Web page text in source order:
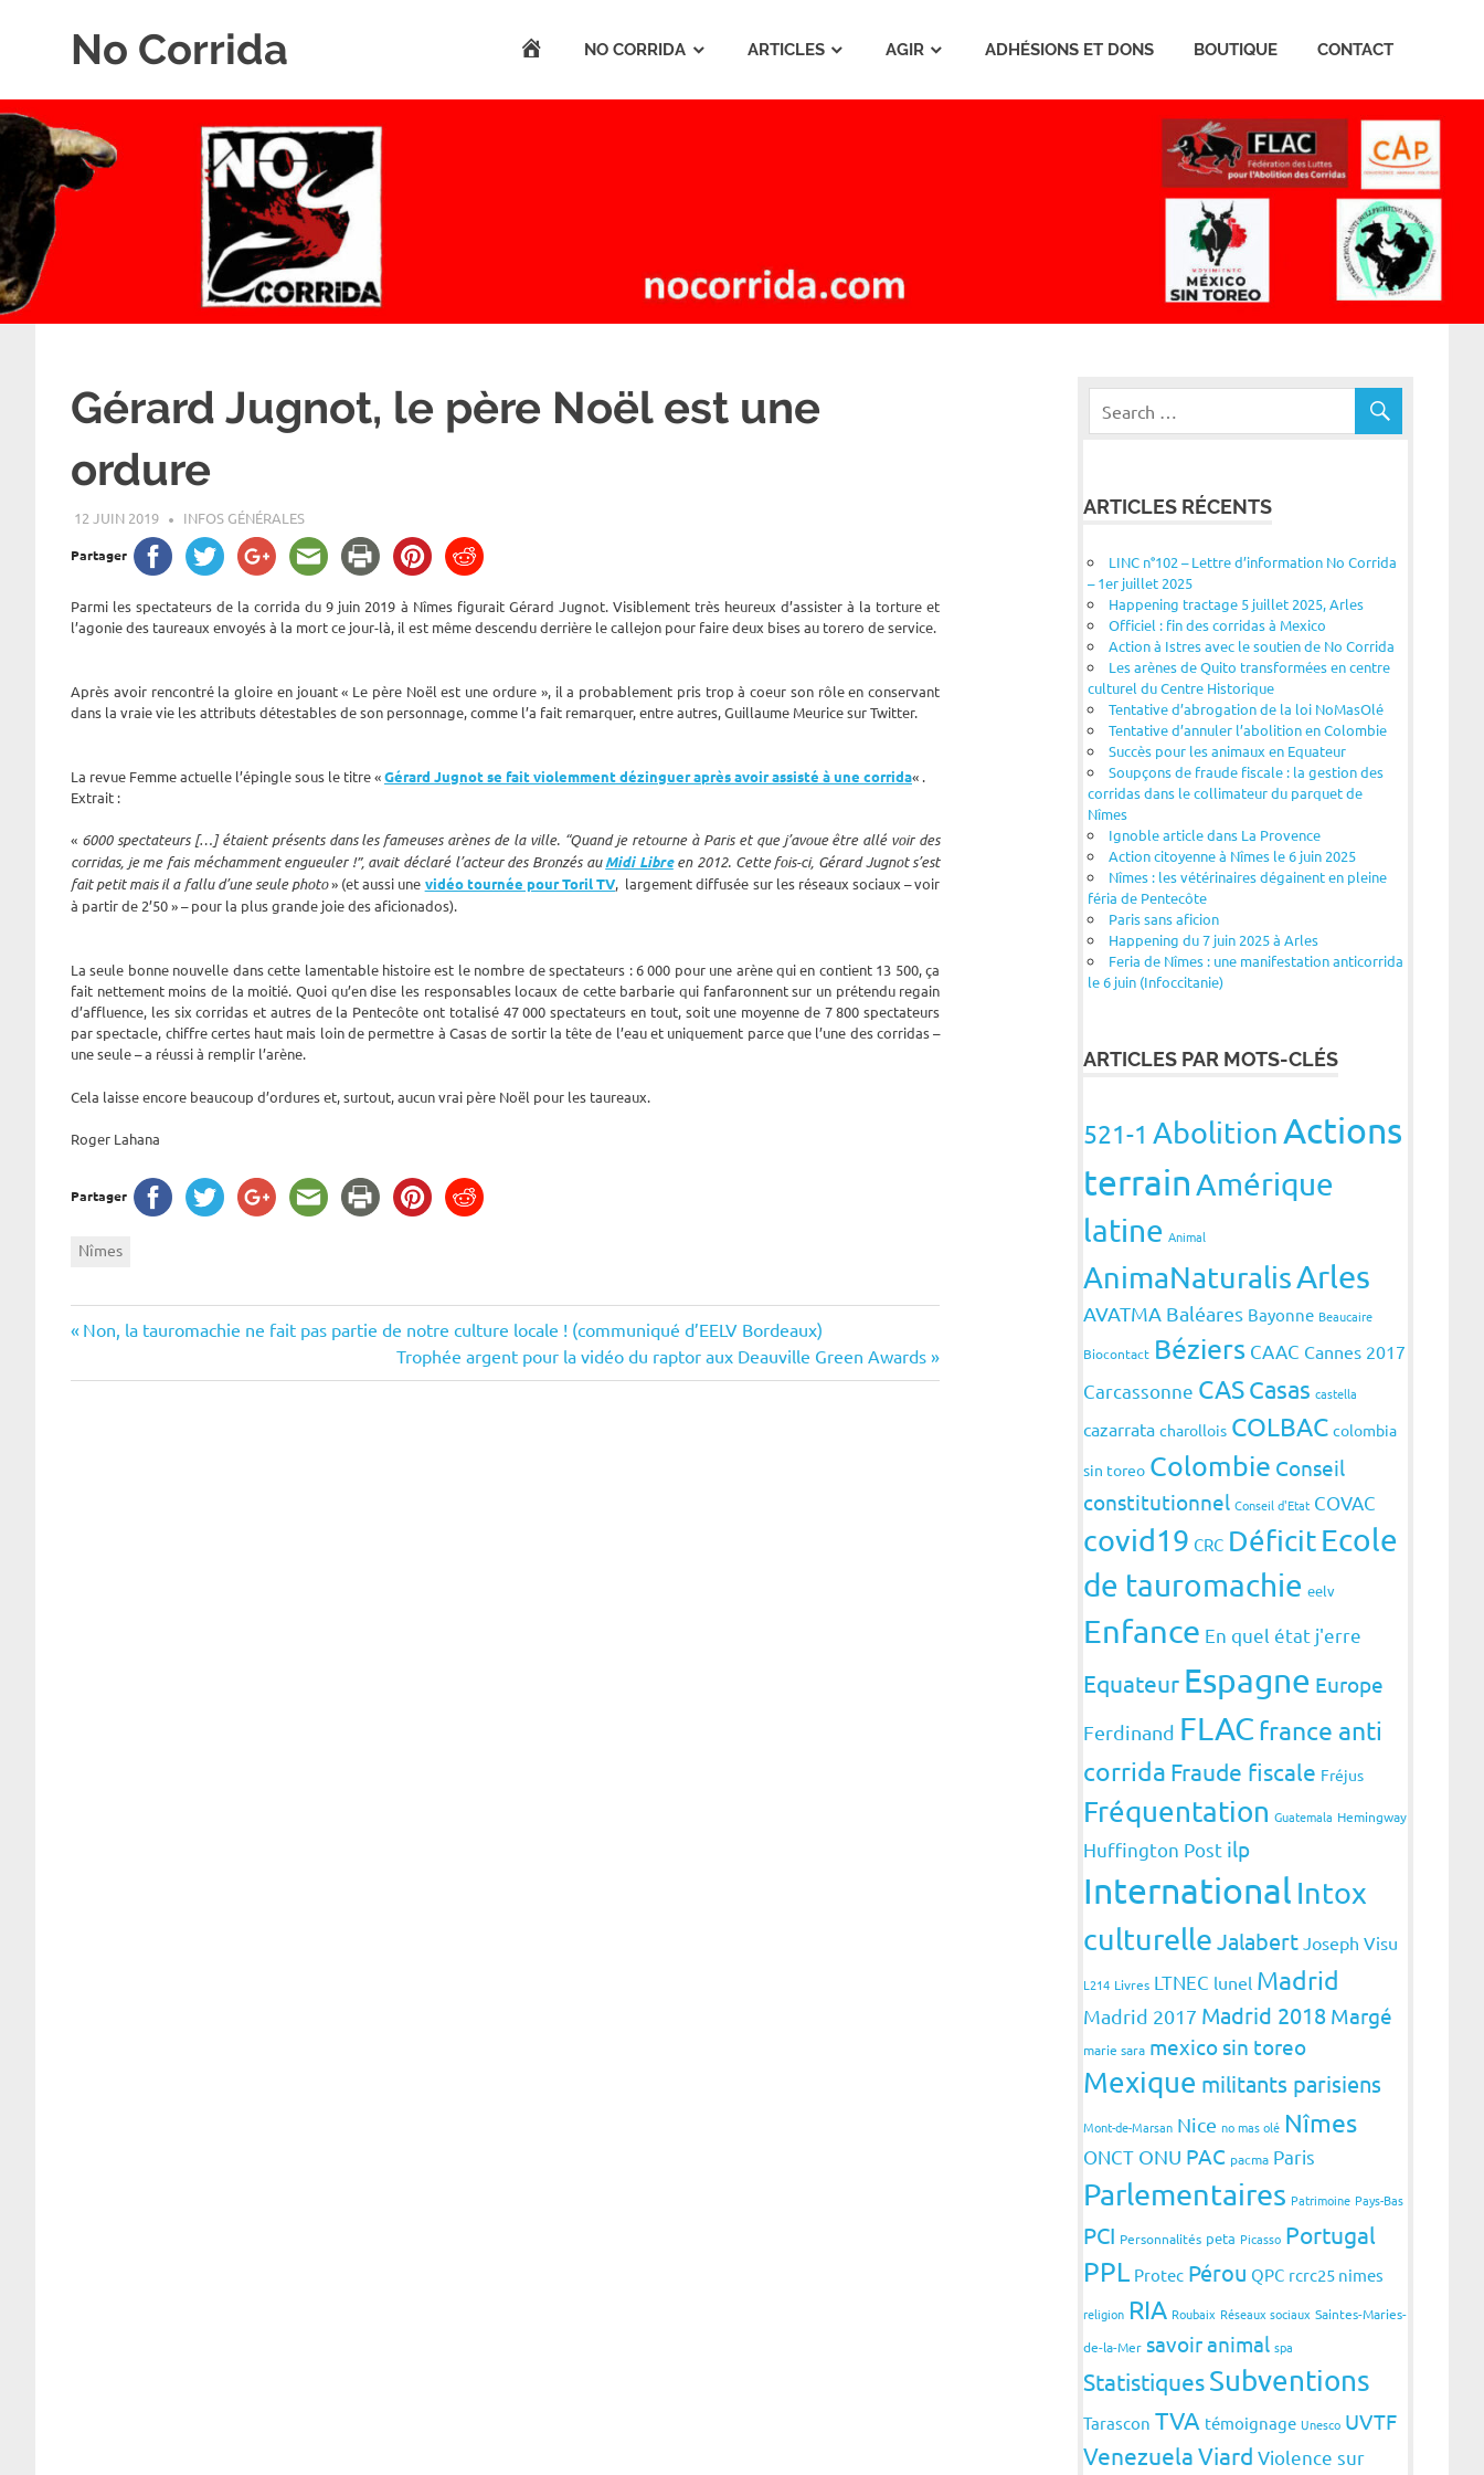
No Corrida
la
corrida
ACCUEILNO CORRIDA ARTICLES AGIR ADHÉSIONS ET DONS BOUTIQUE CONTACT
Gérard Jugnot, le père Noël est une
ordure
12 JUIN 2019 ROGER LAHANA
INFOS GÉNÉRALES
Partager
Parmi les spectateurs de la corrida du 9 juin 2019 à Nîmes figurait Gérard Jugnot. Visiblement très heureux d’assister à la torture et
l’agonie des taureaux envoyés à la mort ce jour-là, il est même descendu derrière le callejon pour faire deux bises au torero de service.
Après avoir rencontré la gloire en jouant « Le père Noël est une ordure », il a probablement pris trop à coeur son rôle en conservant
dans la vraie vie les attributs détestables de son personnage, comme l’a fait remarquer, entre autres, Guillaume Meurice sur Twitter.
La revue Femme actuelle l’épingle sous le titre «Gérard Jugnot se fait violemment dézinguer après avoir assisté à une corrida« .
Extrait :
« 6000 spectateurs […] étaient présents dans les fameuses arènes de la ville. “Quand je retourne à Paris et que j’avoue être allé voir des
corridas, je me fais méchamment engueuler !”, avait déclaré l’acteur des Bronzés auMidi Libreen 2012. Cette fois-ci, Gérard Jugnot s’est
fait petit mais il a fallu d’une seule photo» (et aussi une vidéo tournée pour Toril TV, largement diffusée sur les réseaux sociaux – voir
à partir de 2’50 » – pour la plus grande joie des aficionados).
La seule bonne nouvelle dans cette lamentable histoire est le nombre de spectateurs : 6 000 pour une arène qui en contient 13 500, ça
fait nettement moins de la moitié. Quoi qu’en dise les responsables locaux de cette barbarie qui fanfaronnent sur un prétendu regain
d’affluence, les six corridas et autres de la Pentecôte ont totalisé 47 000 spectateurs en tout, soit une moyenne de 7 800 spectateurs
par spectacle, chiffre certes haut mais loin de permettre à Casas de sortir la tête de l’eau et uniquement parce que l’une des corridas –
une seule – a réussi à remplir l’arène.
Cela laisse encore beaucoup d’ordures et, surtout, aucun vrai père Noël pour les taureaux.
Roger Lahana
Partager
Nîmes
Navigation
de
Previous
Non, la tauromachie ne fait pas partie de notre culture locale ! (communiqué d’EELV Bordeaux)
Next
Post:
Trophée argent pour la vidéo du raptor aux Deauville Green Awards
ARTICLES RÉCENTS
LINC n°102 – Lettre d’information No Corrida
– 1er juillet 2025
Happening tractage 5 juillet 2025, Arles
Officiel : fin des corridas à Mexico
Action à Istres avec le soutien de No Corrida
Les arènes de Quito transformées en centre
culturel du Centre Historique
Tentative d’abrogation de la loi NoMasOlé
Tentative d’annuler l’abolition en Colombie
Succès pour les animaux en Equateur
Soupçons de fraude fiscale : la gestion des
corridas dans le collimateur du parquet de
Nîmes
Ignoble article dans La Provence
Action citoyenne à Nîmes le 6 juin 2025
Nîmes : les vétérinaires dégainent en pleine
féria de Pentecôte
Paris sans aficion
Happening du 7 juin 2025 à Arles
Feria de Nîmes : une manifestation anticorrida
le 6 juin (Infoccitanie)
ARTICLES PAR MOTS-CLÉS
521-1 AbolitionActions
terrainAmérique
latine Animal
AnimaNaturalisArles
AVATMA Baléares Bayonne Beaucaire
Biocontact Béziers CAAC Cannes 2017
Carcassonne CASCasas castella
cazarrata charollois COLBAC colombia
sin toreo Colombie Conseil
constitutionnel Conseil d'Etat COVAC
covid19 CRC DéficitEcole
de tauromachie eelv
Enfance En quel état j'erre
Equateur Espagne Europe
Ferdinand FLAC france anti
corrida Fraude fiscale Fréjus
Fréquentation Guatemala Hemingway
Huffington Post ilp
International Intox
culturelle Jalabert Joseph Visu
L214 Livres LTNEC lunel Madrid
Madrid 2017 Madrid 2018 Margé
marie sara mexico sin toreo
Mexique militants parisiens
Mont-de-Marsan Nice no mas olé Nîmes
ONCT ONU PAC pacma Paris
Parlementaires Patrimoine Pays-Bas
PCI Personnalités peta Picasso Portugal
PPL Protec Pérou QPC rcrc25 nimes
religion RIA Roubaix Réseaux sociaux Saintes-Maries-
de-la-Mer savoir animal spa
StatistiquesSubventions
Tarascon TVA témoignage Unesco UVTF
VenezuelaViard Violence sur